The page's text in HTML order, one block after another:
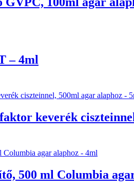
– 4ml
keverék
500 ml Columbia